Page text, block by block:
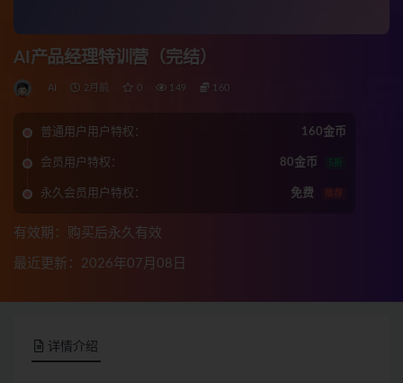
AI产品经理特训营（完结）
AI 2月前 0 149 160
普通用户用户特权： 160金币
会员用户特权： 80金币 5折
永久会员用户特权： 免费 推荐
有效期：购买后永久有效
最近更新：2026年07月08日
详情介绍